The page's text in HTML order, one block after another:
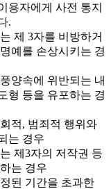
용자에게 사전 통지
.
제 3자를 비방하거
예를 손상시키는 경
양속에 위반되는 내
형 등을 유포하는 경
적, 범죄적 행위와
는 경우
제3자의 저작권 등
는 경우
된 기간을 초과한